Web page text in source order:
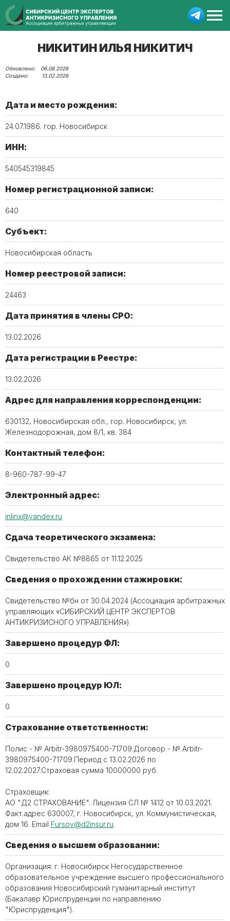
НИКИТИН ИЛЬЯ НИКИТИЧ
06.08.2026
13.02.2026
Дата и место рождения:
24.07.1986. гор. Новосибирск
ИНН:
540545319845
Номер регистрационной записи:
640
Субъект:
Новосибирская область
Номер реестровой записи:
24463
Дата принятия в члены СРО:
13.02.2026
Дата регистрации в Реестре:
13.02.2026
Адрес для направления корреспонденции:
630132, Новосибирская обл., гор. Новосибирск, ул.
Железнодорожная, дом 8/1, кв. 384
Контактный телефон:
8-960-787-99-47
Электронный адрес:
inlinx@yandex.ru
Сдача теоретического экзамена:
Свидетельство АК №8865 от 11.12.2025
Сведения о прохождении стажировки:
Свидетельство №бн от 30.04.2024 (Ассоциация арбитражных
управляющих «СИБИРСКИЙ ЦЕНТР ЭКСПЕРТОВ
АНТИКРИЗИСНОГО УПРАВЛЕНИЯ»)
Завершено процедур ФЛ:
0
Завершено процедур ЮЛ:
0
Страхование ответственности:
Полис - № Arbitr-3980975400-71709.Договор - № Arbitr-
3980975400-71709.Период с 13.02.2026 по
12.02.2027.Страховая сумма 10000000 руб.
Страховщик:
АО "Д2 СТРАХОВАНИЕ". Лицензия СЛ № 1412 от 10.03.2021.
Факт.адрес 630007, г. Новосибирск, ул. Коммунистическая,
дом 16. Email Fursov@d2insur.ru.
Сведения о высшем образовании:
Организация: г. Новосибирск Негосударственное
образовательное учреждение высшего профессионального
образования Новосибирский гуманитарный институт
(Бакалавр Юриспруденции по направлению
"Юриспруденция").